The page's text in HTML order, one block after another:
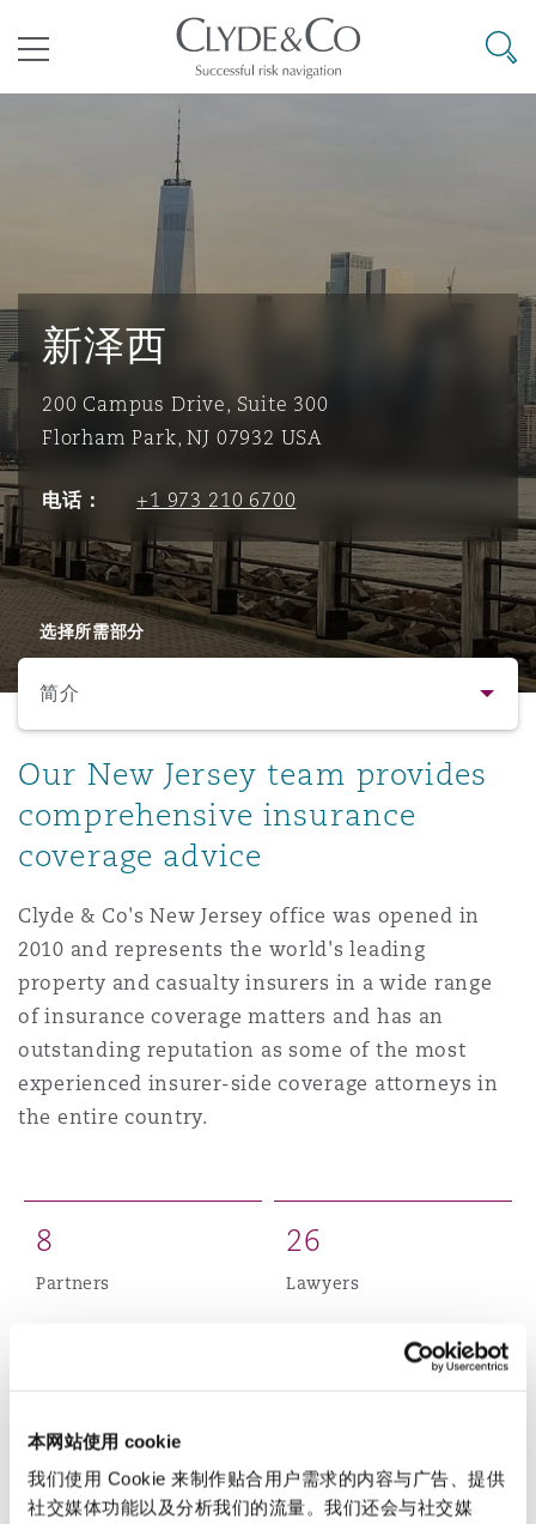
本网站使用 cookie
我们使用 Cookie 来制作贴合用户需求的内容与广告、提供
社交媒体功能以及分析我们的流量。我们还会与社交媒
Commerical Dispute
Debt Recovery
Emergency Response & Crisis
Management
Finance & Leasing
Fleet Procurement
Insurance Coverage
MRO (Maintenance, Repair &
业与咨询
企业、商业与合规保险
数据保护与隐私权
劳动、养老金和移民n
知识产权
议解决 Commercial Litigation
源、海洋与贸易
Trade & Commodities
险和再保险
Corporate, Commercial &
Insurance
Employers' & Public Liability
Employment Practices
Energy
Financial Institutions,
Officers
Healthcare
Marine
Political Risk & Trade Credit
目和建筑工程
基础设施
PPP/PFI
Public Procurement
管法规与调查
External Investigations
Financial Services
Fraud & White-Collar Crime
Professional Services
Code
& Co Newton - 解锁智能索赔新模式
议融资
Eco Audit
普敦
累斯萨拉姆
翰内斯堡
罗比 – 联营办公室
京
里斯班
庆
隆坡 – 联营办公室
斯
海
尼
西哥城
约热内卢
地亚哥 – 联营办公室
保罗
罗
哈
拜
雅得
士顿
尔加里
加哥
拉斯
佛
杉矶
阿密
泽西
兰治县
尔法斯特
明翰
里斯托尔
柏林（圣史蒂芬绿地大厦）
拉斯哥（G1大厦）
尔福德
兹
敦
目录
其礼律所事务所
搜寻
新泽西
200 Campus Drive, Suite 300
Florham Park, NJ 07932 USA
电话： +1 973 210 6700
选择所需部分
简介
简介
联系方式
人员
法律解析
业务领域
Our New Jersey team provides
comprehensive insurance
coverage advice
Clyde & Co's New Jersey office was opened in
2010 and represents the world's leading
property and casualty insurers in a wide range
of insurance coverage matters and has an
outstanding reputation as some of the most
experienced insurer-side coverage attorneys in
the entire country.
8
Partners
26
Lawyers
Total staff